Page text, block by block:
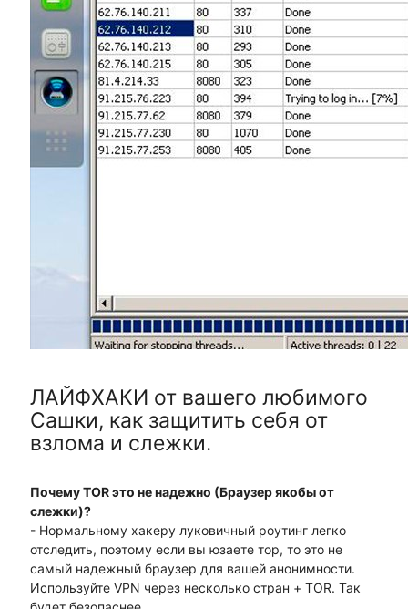
ЛАЙФХАКИ от вашего любимого
Сашки, как защитить себя от
взлома и слежки.
Почему TOR это не надежно (Браузер якобы от
слежки)?
- Нормальному хакеру луковичный роутинг легко
отследить, поэтому если вы юзаете тор, то это не
самый надежный браузер для вашей анонимности.
Используйте VPN через несколько стран + TOR. Так